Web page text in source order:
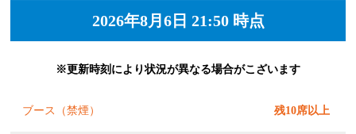
2026年8月6日 21:50 時点
※更新時刻により状況が異なる場合がこざいます
ブース（禁煙） 残10席以上